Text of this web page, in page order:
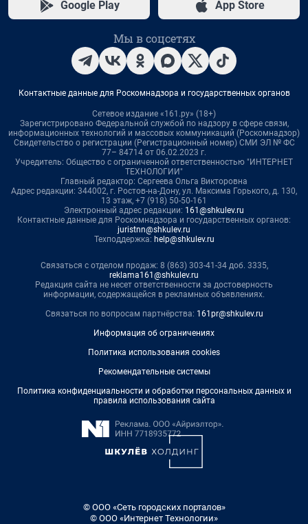
Google Play App Store
Мы в соцсетях
Контактные данные для Роскомнадзора и государственных органов
Сетевое издание «161.ру» (18+)
Зарегистрировано Федеральной службой по надзору в сфере связи,
информационных технологий и массовых коммуникаций (Роскомнадзор)
Свидетельство о регистрации (Регистрационный номер) СМИ ЭЛ № ФС
77– 84714 от 06.02.2023 г.
Учредитель: Общество с ограниченной ответственностью "ИНТЕРНЕТ
ТЕХНОЛОГИИ"
Главный редактор: Сергеева Ольга Викторовна
Адрес редакции: 344002, г. Ростов-на-Дону, ул. Максима Горького, д. 130,
13 этаж, +7 (918) 50-50-161
Электронный адрес редакции: 161@shkulev.ru
Контактные данные для Роскомнадзора и государственных органов:
juristnn@shkulev.ru
Техподдержка: help@shkulev.ru
Связаться с отделом продаж: 8 (863) 303-41-34 доб. 3335,
reklama161@shkulev.ru
Редакция сайта не несет ответственности за достоверность
информации, содержащейся в рекламных объявлениях.
Связаться по вопросам партнёрства: 161pr@shkulev.ru
Информация об ограничениях
Политика использования cookies
Рекомендательные системы
Политика конфиденциальности и обработки персональных данных и
правила использования сайта
© ООО «Сеть городских порталов»
© ООО «Интернет Технологии»